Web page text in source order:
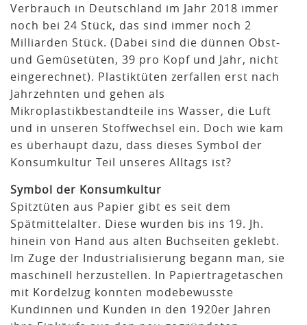
Verbrauch in Deutschland im Jahr 2018 immer
noch bei 24 Stück, das sind immer noch 2
Milliarden Stück. (Dabei sind die dünnen Obst-
und Gemüsetüten, 39 pro Kopf und Jahr, nicht
eingerechnet). Plastiktüten zerfallen erst nach
Jahrzehnten und gehen als
Mikroplastikbestandteile ins Wasser, die Luft
und in unseren Stoffwechsel ein. Doch wie kam
es überhaupt dazu, dass dieses Symbol der
Konsumkultur Teil unseres Alltags ist?
Symbol der Konsumkultur
Spitztüten aus Papier gibt es seit dem
Spätmittelalter. Diese wurden bis ins 19. Jh.
hinein von Hand aus alten Buchseiten geklebt.
Im Zuge der Industrialisierung begann man, sie
maschinell herzustellen. In Papiertragetaschen
mit Kordelzug konnten modebewusste
Kundinnen und Kunden in den 1920er Jahren